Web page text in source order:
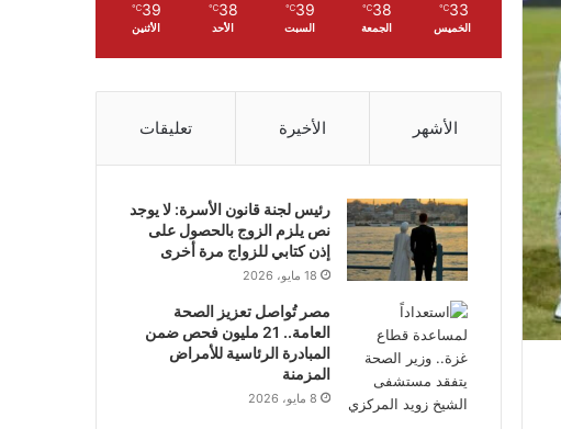
33
℃
الخميس
38
℃
الجمعة
39
℃
السبت
38
℃
الأحد
39
℃
الأثنين
الأشهر الأخيرة تعليقات
رئيس لجنة قانون الأسرة: لا يوجد
نص يلزم الزوج بالحصول على
إذن كتابي للزواج مرة أخرى
18 مايو، 2026
مصر تُواصل تعزيز الصحة
العامة.. 21 مليون فحص ضمن
المبادرة الرئاسية للأمراض
المزمنة
8 مايو، 2026